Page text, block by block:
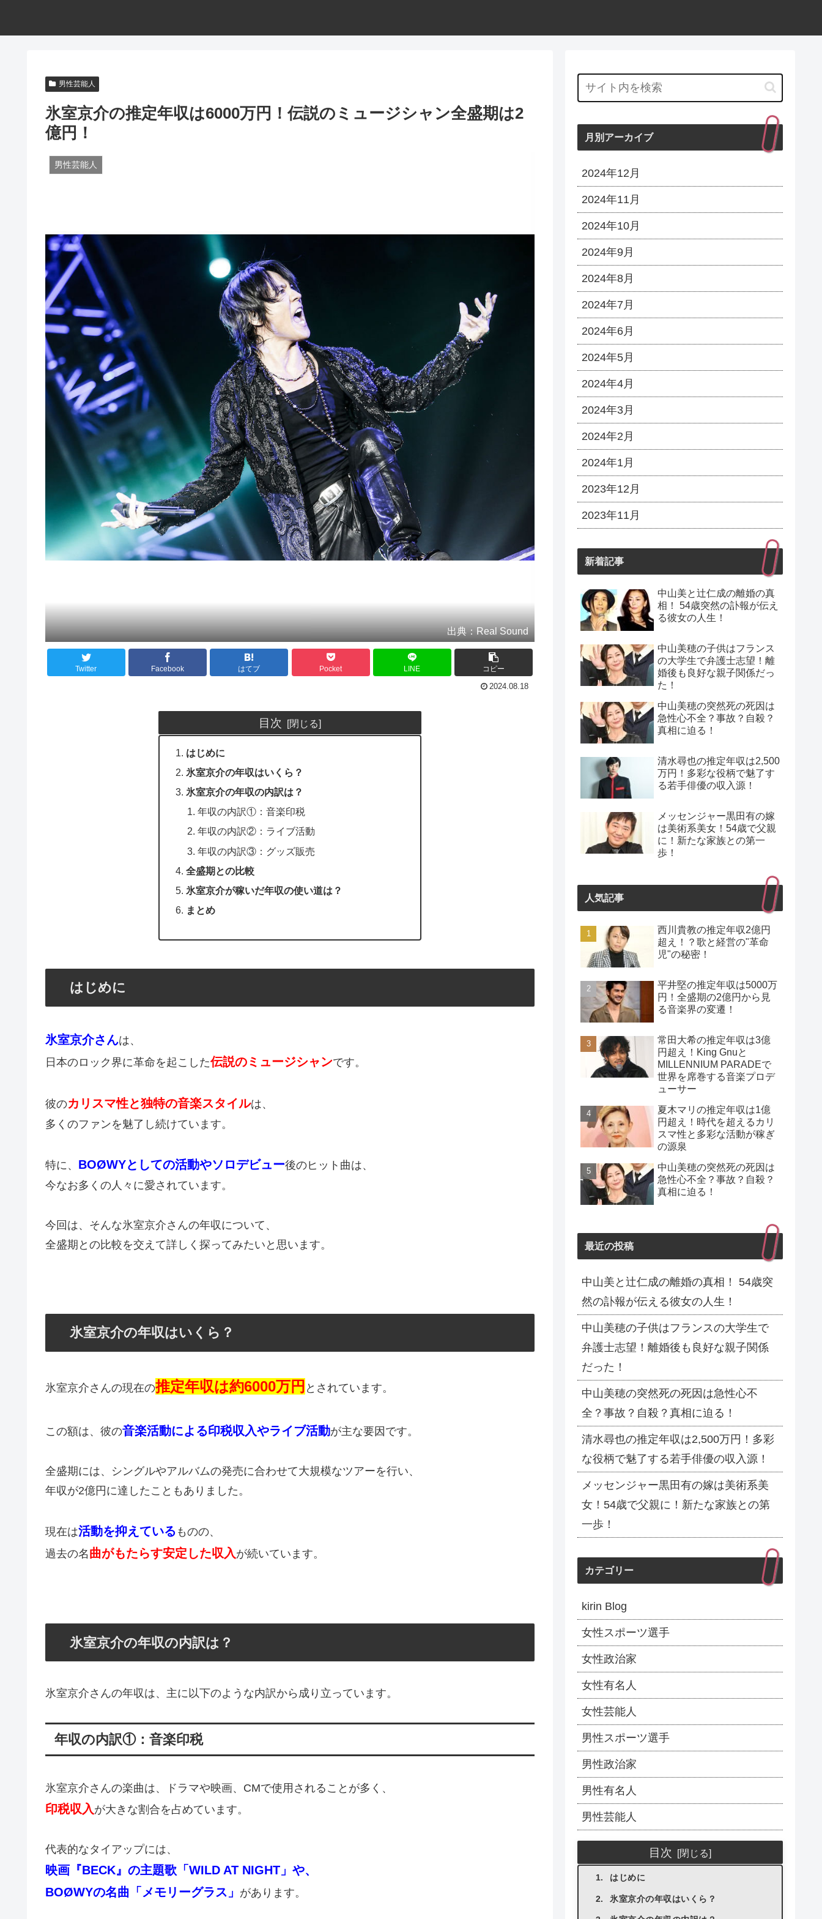
男性芸能人
氷室京介の推定年収は6000万円！伝説のミュージシャン全盛期は2
億円！
男性芸能人
出典：Real Sound
Twitter Facebook はてブ Pocket LINE コピー
2024.08.18
目次
はじめに
氷室京介の年収はいくら？
氷室京介の年収の内訳は？
年収の内訳①：音楽印税
年収の内訳②：ライブ活動
年収の内訳③：グッズ販売
全盛期との比較
氷室京介が稼いだ年収の使い道は？
まとめ
はじめに
氷室京介さんは、
日本のロック界に革命を起こした伝説のミュージシャンです。
彼のカリスマ性と独特の音楽スタイルは、
多くのファンを魅了し続けています。
特に、 BOØWYとしての活動やソロデビュー後のヒット曲は、
今なお多くの人々に愛されています。
今回は、そんな氷室京介さんの年収について、
全盛期との比較を交えて詳しく探ってみたいと思います。
氷室京介の年収はいくら？
氷室京介さんの現在の推定年収は約6000万円 とされています。
この額は、彼の音楽活動による印税収入やライブ活動が主な要因です。
全盛期には、シングルやアルバムの発売に合わせて大規模なツアーを行い、
年収が2億円に達したこともありました。
現在は活動を抑えている ものの、
過去の名 曲がもたらす安定した収入が続いています。
氷室京介の年収の内訳は？
氷室京介さんの年収は、主に以下のような内訳から成り立っています。
年収の内訳①：音楽印税
氷室京介さんの楽曲は、ドラマや映画、CMで使用されることが多く、
印税収入 が大きな割合を占めています。
代表的なタイアップには、
映画『BECK』の主題歌「WILD AT NIGHT」や、
BOØWYの名曲「メモリーグラス」 があります。
月別アーカイブ
2024年12月
2024年11月
2024年10月
2024年9月
2024年8月
2024年7月
2024年6月
2024年5月
2024年4月
2024年3月
2024年2月
2024年1月
2023年12月
2023年11月
新着記事
中山美と辻仁成の離婚の真
相！ 54歳突然の訃報が伝え
る彼女の人生！
中山美穂の子供はフランス
の大学生で弁護士志望！離
婚後も良好な親子関係だっ
た！
中山美穂の突然死の死因は
急性心不全？事故？自殺？
真相に迫る！
清水尋也の推定年収は2,500
万円！多彩な役柄で魅了す
る若手俳優の収入源！
メッセンジャー黒田有の嫁
は美術系美女！54歳で父親
に！新たな家族との第一
歩！
人気記事
西川貴教の推定年収2億円
超え！？歌と経営の"革命
児"の秘密！
平井堅の推定年収は5000万
円！全盛期の2億円から見
る音楽界の変遷！
常田大希の推定年収は3億
円超え！King Gnuと
MILLENNIUM PARADEで
世界を席巻する音楽プロデ
ューサー
夏木マリの推定年収は1億
円超え！時代を超えるカリ
スマ性と多彩な活動が稼ぎ
の源泉
中山美穂の突然死の死因は
急性心不全？事故？自殺？
真相に迫る！
最近の投稿
中山美と辻仁成の離婚の真相！ 54歳突
然の訃報が伝える彼女の人生！
中山美穂の子供はフランスの大学生で
弁護士志望！離婚後も良好な親子関係
だった！
中山美穂の突然死の死因は急性心不
全？事故？自殺？真相に迫る！
清水尋也の推定年収は2,500万円！多彩
な役柄で魅了する若手俳優の収入源！
メッセンジャー黒田有の嫁は美術系美
女！54歳で父親に！新たな家族との第
一歩！
カテゴリー
kirin Blog
女性スポーツ選手
女性政治家
女性有名人
女性芸能人
男性スポーツ選手
男性政治家
男性有名人
男性芸能人
目次
はじめに
氷室京介の年収はいくら？